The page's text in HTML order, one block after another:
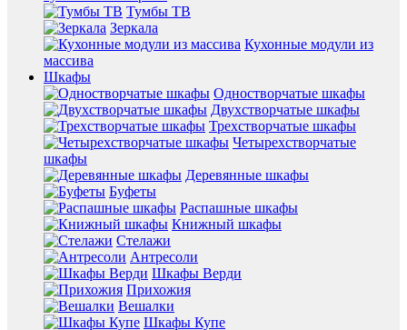
Тумбы ТВ
Зеркала
Кухонные модули из
массива
Шкафы
Одностворчатые шкафы
Двухстворчатые шкафы
Трехстворчатые шкафы
Четырехстворчатые
шкафы
Деревянные шкафы
Буфеты
Распашные шкафы
Книжный шкафы
Стелажи
Антресоли
Шкафы Верди
Прихожия
Вешалки
Шкафы Купе